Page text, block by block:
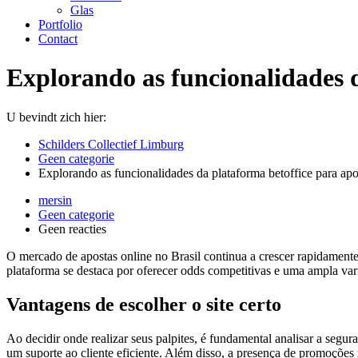
Glas
Portfolio
Contact
Explorando as funcionalidades
U bevindt zich hier:
Schilders Collectief Limburg
Geen categorie
Explorando as funcionalidades da plataforma betoffice para
mersin
Geen categorie
Geen reacties
O mercado de apostas online no Brasil continua a crescer
plataforma se destaca por oferecer odds competitivas e uma ampla
Vantagens de escolher o site certo
Ao decidir onde realizar seus palpites, é fundamental analisar a
um suporte ao cliente eficiente. Além disso, a presença de